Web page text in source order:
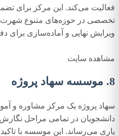
فعالیت می‌کند. این مرکز برای
تخصصی در حوزه‌های متنوع شهرت
ویرایش نهایی و آماده‌سازی برای
مشاهده سایت
8. موسسه سهاد پروژه
سهاد پروژه یک مرکز مشاوره و
دانشجویان در تمامی مراحل نگارش
یاری می‌رساند. این موسسه با